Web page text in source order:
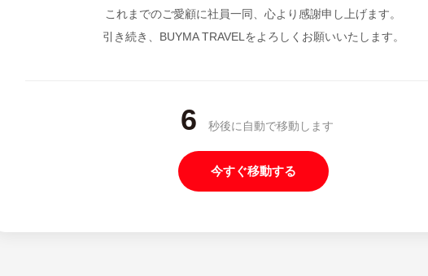
これまでのご愛顧に社員一同、心より感謝申し上げます。
引き続き、BUYMA TRAVELをよろしくお願いいたします。
6 秒後に自動で移動します
今すぐ移動する